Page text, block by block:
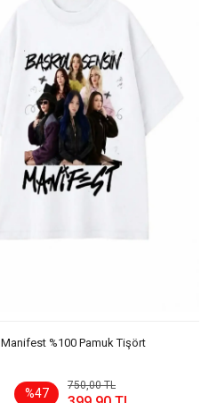
Manifest %100 Pamuk Tişört
%47
750,00 TLSepete Ekle